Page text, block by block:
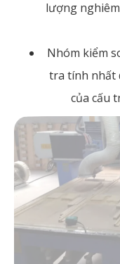
lượng
Nhóm kiểm
tra tính nhất
của cấu